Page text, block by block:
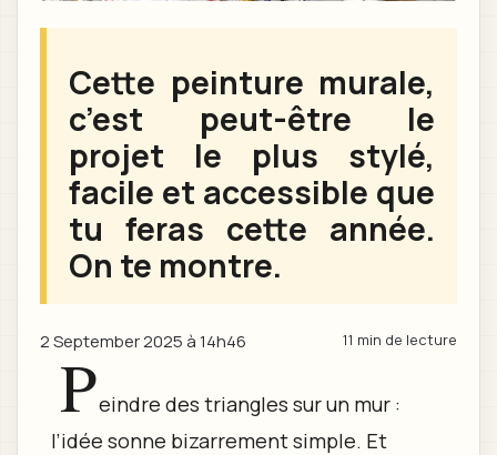
Cette peinture murale,
c’est peut-être le
projet le plus stylé,
facile et accessible que
tu feras cette année.
On te montre.
2 September 2025 à 14h46 11 min de lecture
Peindre des triangles sur un mur :
l’idée sonne bizarrement simple. Et